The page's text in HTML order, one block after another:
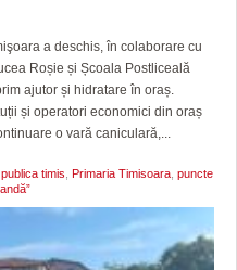
a deschis, în colaborare cu
Roșie și Școala Postliceală
ajutor și hidratare în oraș.
și operatori economici din oraș
o vară caniculară,...
timis, Primaria Timisoara, puncte